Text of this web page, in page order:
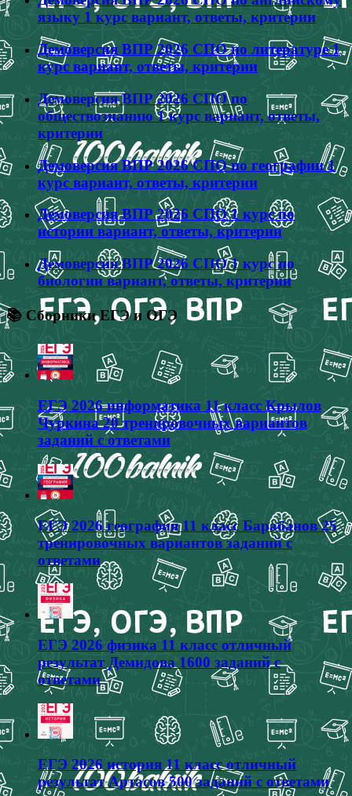
языку 1 курс вариант, ответы, критерии
Демоверсия ВПР 2026 СПО по литературе 1
курс вариант, ответы, критерии
Демоверсия ВПР 2026 СПО по
обществознанию 1 курс вариант, ответы,
критерии
Демоверсия ВПР 2026 СПО по географии 1
курс вариант, ответы, критерии
Демоверсия ВПР 2026 СПО 1 курс по
истории вариант, ответы, критерии
Демоверсия ВПР 2026 СПО 1 курс по
биологии вариант, ответы, критерии
📚 Сборники ЕГЭ и ОГЭ
ЕГЭ 2026 информатика 11 класс Крылов
Чуркина 20 тренировочных вариантов
заданий с ответами
ЕГЭ 2026 география 11 класс Барабанов 25
тренировочных вариантов заданий с
ответами
ЕГЭ 2026 физика 11 класс отличный
результат Демидова 1600 заданий с
ответами
ЕГЭ 2026 история 11 класс отличный
результат Артасов 500 заданий с ответами